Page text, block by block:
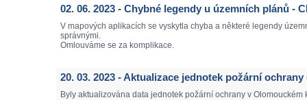
02. 06. 2023 - Chybné legendy u územních plánů -
V mapových aplikacích se vyskytla chyba a některé legendy
správnými.
Omlouváme se za komplikace.
20. 03. 2023 - Aktualizace jednotek požární ochrany
Byly aktualizována data jednotek požární ochrany v Olomouckém